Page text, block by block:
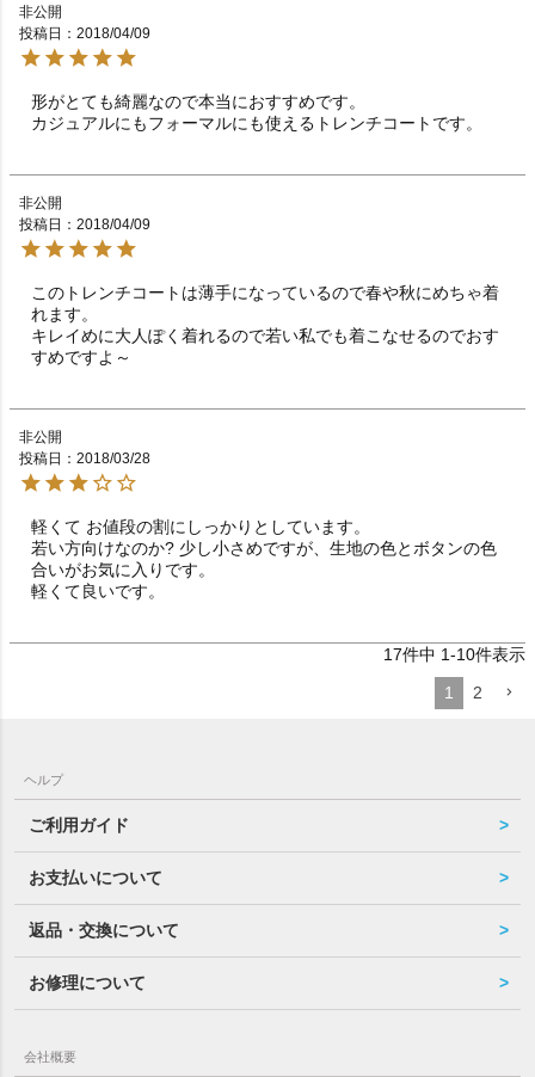
非公開
投稿日
2018/04/09
形がとても綺麗なので本当におすすめです。
カジュアルにもフォーマルにも使えるトレンチコートです。
非公開
投稿日
2018/04/09
このトレンチコートは薄手になっているので春や秋にめちゃ着
れます。
キレイめに大人ぽく着れるので若い私でも着こなせるのでおす
すめですよ～
非公開
投稿日
2018/03/28
軽くて お値段の割にしっかりとしています。
若い方向けなのか? 少し小さめですが、生地の色とボタンの色
合いがお気に入りです。
軽くて良いです。
17件中 1-10件表示
1
2
ヘルプ
ご利用ガイド
お支払いについて
返品・交換について
お修理について
会社概要